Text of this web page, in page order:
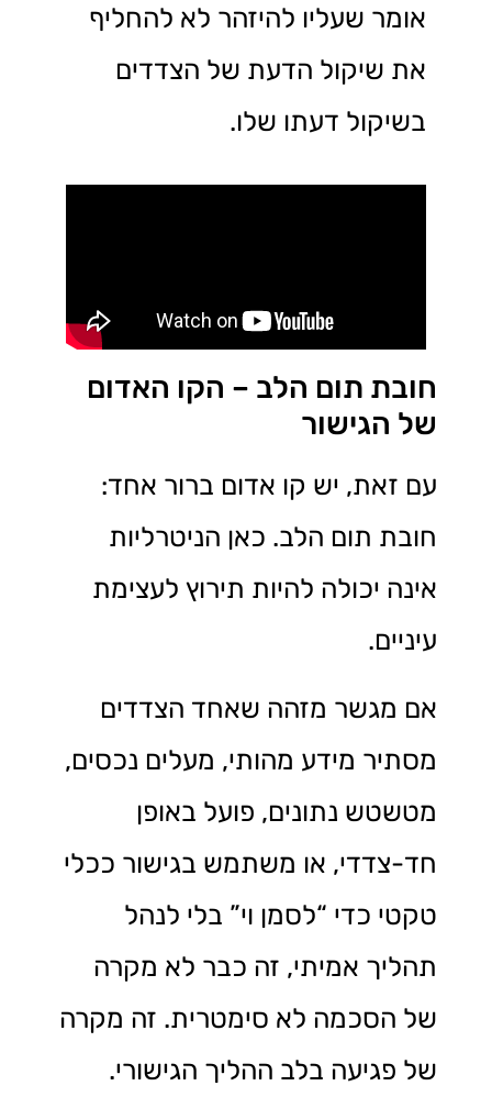
אומר שעליו להיזהר לא להחליף
את שיקול הדעת של הצדדים
בשיקול דעתו שלו.
חובת תום הלב – הקו האדום
של הגישור
עם זאת, יש קו אדום ברור אחד:
חובת תום הלב. כאן הניטרליות
אינה יכולה להיות תירוץ לעצימת
עיניים.
אם מגשר מזהה שאחד הצדדים
מסתיר מידע מהותי, מעלים נכסים,
מטשטש נתונים, פועל באופן
חד-צדדי, או משתמש בגישור ככלי
טקטי כדי “לסמן וי” בלי לנהל
תהליך אמיתי, זה כבר לא מקרה
של הסכמה לא סימטרית. זה מקרה
של פגיעה בלב ההליך הגישורי.